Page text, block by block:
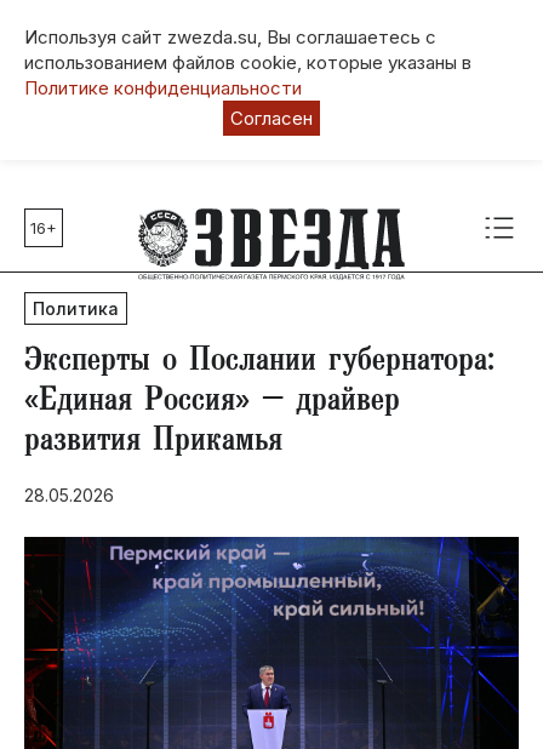
Используя сайт zwezda.su, Вы соглашаетесь с
использованием файлов cookie, которые указаны в
Политике конфиденциальности
Согласен
Главные темы
80 лет Победы
Молодежная столица РФ
СВО
Выборы в Пермском крае
Социальная поддержка
Инфраструктура
Благоустройство
16+
Политика
Эксперты о Послании губернатора:
«Единая Россия» – драйвер
развития Прикамья
28.05.2026